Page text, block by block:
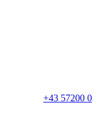
+43 57200 0